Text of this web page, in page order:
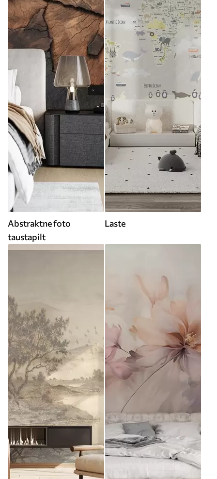
Abstraktne foto
taustapilt
Laste